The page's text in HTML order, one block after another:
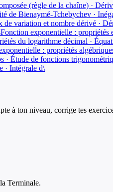
(règle de la chaîne) ·
de Bienaymé-Tchebychev ·
de variation et nombre dérivé ·
Fonction exponentielle : propriétés
du logarithme décimal ·
: propriétés
· Étude de fonctions
· Intégrale d\
à ton niveau, corrige tes
Terminale.